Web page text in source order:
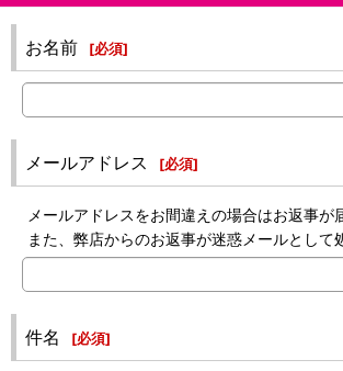
お名前 [必須]
メールアドレス [必須]
メールアドレスをお間違えの場合はお返事が
また、弊店からのお返事が迷惑メールとし
件名 [必須]